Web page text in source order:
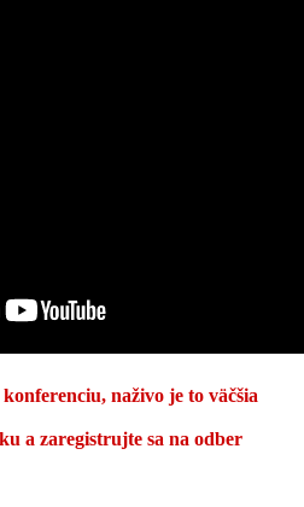
naživo je to väčšia
a zaregistrujte sa na odber